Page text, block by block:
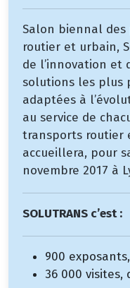
Salon biennal
routier et urbain,
de l’innovation et
solutions les plus
adaptées à
au service de
transports routier
accueillera, pour
novembre 2017 à
SOLUTRANS c’est :
900
36 000 visites,